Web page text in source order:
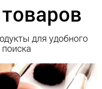
для удобного